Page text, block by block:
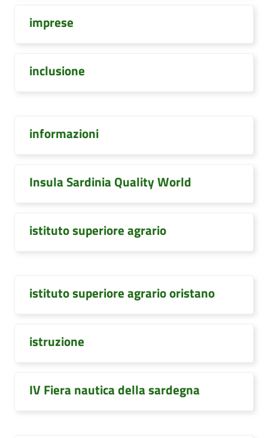
imprese
inclusione
informazioni
Insula Sardinia Quality World
istituto superiore agrario
istituto superiore agrario oristano
istruzione
IV Fiera nautica della sardegna